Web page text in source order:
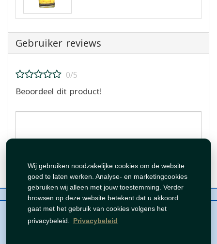
Wij gebruiken noodzakelijke cookies om de website
goed te laten werken. Analyse- en marketingcookies
gebruiken wij alleen met jouw toestemming. Verder
browsen op deze website betekent dat u akkoord
gaat met het gebruik van cookies volgens het
privacybeleid. Privacybeleid
Gebruiker reviews
0/5
Beoordeel dit product!
Beoordeling plaatsen
Over ons Beleid
WhatsAppen
auteursrechten©Tawfeer 2018-2026